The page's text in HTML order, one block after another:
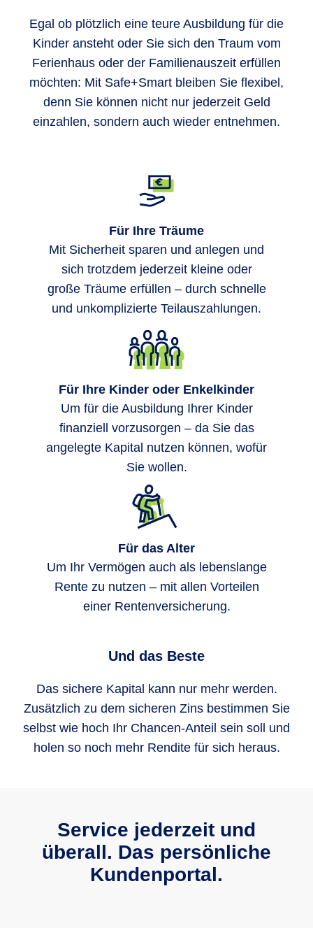
Egal ob plötzlich eine teure Ausbildung für die
Kinder ansteht oder Sie sich den Traum vom
Ferienhaus oder der Familienauszeit erfüllen
möchten: Mit Safe+Smart bleiben Sie flexibel,
denn Sie können nicht nur jederzeit Geld
einzahlen, sondern auch wieder entnehmen.
Für Ihre Träume
Mit Sicherheit sparen und anlegen und
sich trotzdem jederzeit kleine oder
große Träume erfüllen – durch schnelle
und unkomplizierte Teilauszahlungen.
Für Ihre Kinder oder Enkelkinder
Um für die Ausbildung Ihrer Kinder
finanziell vorzusorgen – da Sie das
angelegte Kapital nutzen können, wofür
Sie wollen.
Für das Alter
Um Ihr Vermögen auch als lebenslange
Rente zu nutzen – mit allen Vorteilen
einer Rentenversicherung.
Und das Beste
Das sichere Kapital kann nur mehr werden.
Zusätzlich zu dem sicheren Zins bestimmen Sie
selbst wie hoch Ihr Chancen-Anteil sein soll und
holen so noch mehr Rendite für sich heraus.
Service jederzeit und
überall. Das persönliche
Kundenportal.